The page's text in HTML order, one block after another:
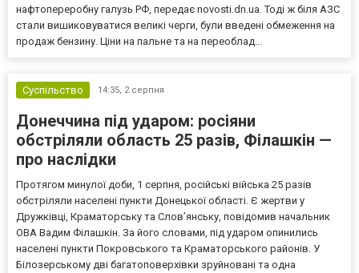
нафтопереробну галузь РФ, передає novosti.dn.ua. Тоді ж біля АЗС
стали вишиковуватися великі черги, були введені обмеження на
продаж бензину. Ціни на пальне та на переоблад...
Суспільство 14:35, 2 серпня
Донеччина під ударом: росіяни
обстріляли область 25 разів, Філашкін —
про наслідки
Протягом минулої доби, 1 серпня, російські війська 25 разів
обстріляли населені пункти Донецької області. Є жертви у
Дружківці, Краматорську та Слов’янську, повідомив начальник
ОВА Вадим Філашкін. За його словами, під ударом опинились
населені пункти Покровського та Краматорського районів. У
Білозерському дві багатоповерхівки зруйновані та одна